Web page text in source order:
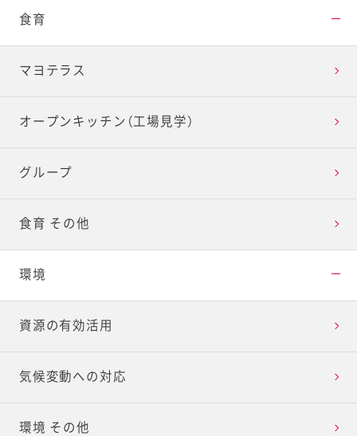
食育
マヨテラス
オープンキッチン（工場見学）
グループ
食育 その他
環境
資源の有効活用
気候変動への対応
環境 その他